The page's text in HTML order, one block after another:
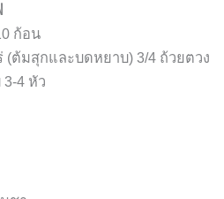
ก้อน
(ต้มสุกและบดหยาบ) 3/4 ถ้วยตวง
4 หัว